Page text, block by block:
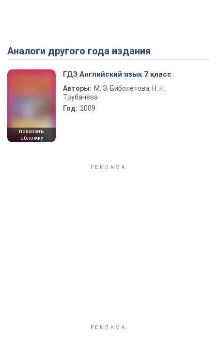
Play Video
Аналоги другого года издания
показать
обложку
ГДЗ Английский язык 7 класс
Авторы: М. З. Биболетова, Н. Н.
Трубанева
Год: 2009